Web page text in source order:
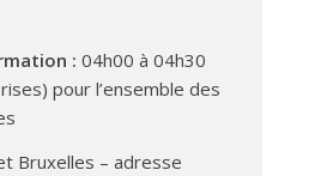
: 04h00 à 04h30
pour l’ensemble des
Bruxelles – adresse